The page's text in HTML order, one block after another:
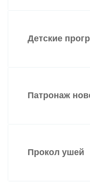
Детские
Патронаж
Прокол ушей